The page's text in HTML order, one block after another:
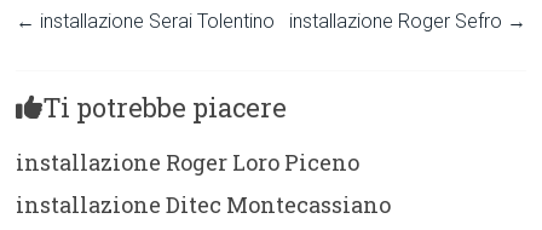
← installazione Serai Tolentino installazione Roger Sefro →
Ti potrebbe piacere
installazione Roger Loro Piceno
installazione Ditec Montecassiano